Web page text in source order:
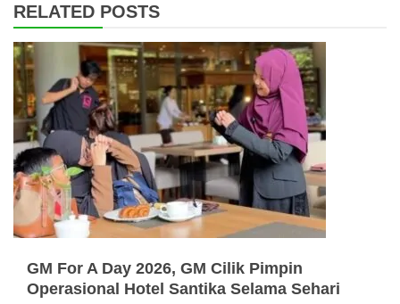
RELATED POSTS
GM For A Day 2026, GM Cilik Pimpin
Operasional Hotel Santika Selama Sehari